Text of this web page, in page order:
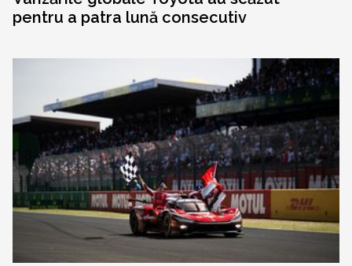
pentru a patra lună consecutiv